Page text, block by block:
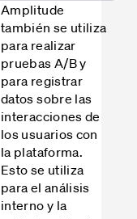
Amplitude
también se utiliza
para realizar
pruebas A/B y
para registrar
datos sobre las
interacciones de
los usuarios con
la plataforma.
Esto se utiliza
para el análisis
interno y la